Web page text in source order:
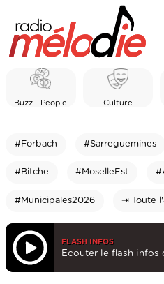
Buzz - People Culture
#Forbach #Sarreguemines
#Bitche #MoselleEst
#Municipales2026 ⇥ Toute
FLASH INFOS
Ecouter le flash infos